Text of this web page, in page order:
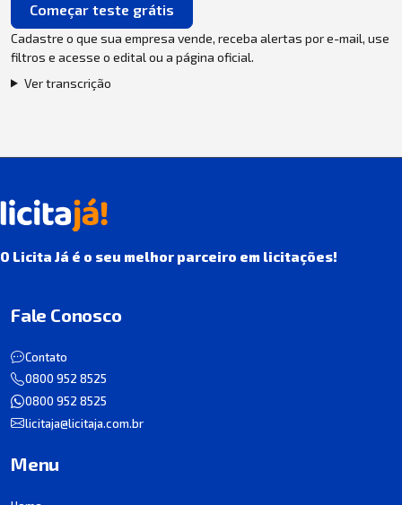
Começar teste grátis
Cadastre o que sua empresa vende, receba alertas por e-mail, use
filtros e acesse o edital ou a página oficial.
Ver transcrição
O Licita Já é o seu melhor parceiro em licitações!
Fale Conosco
Contato
0800 952 8525
0800 952 8525
licitaja@licitaja.com.br
Menu